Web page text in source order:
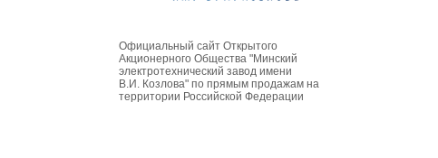
Официальный сайт Открытого
Акционерного Общества "Минский
электротехнический завод имени
В.И. Козлова" по прямым продажам на
территории Российской Федерации